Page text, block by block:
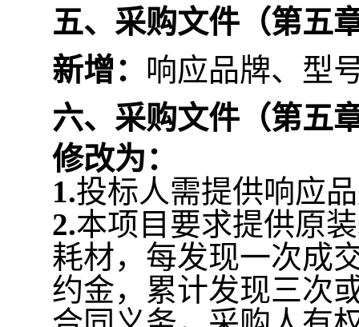
五、采购文件（第五
新增： 响应品牌、型
六、采购文件（第五
修改为：
1.投标人需提供响应
2.本项目要求提供原
耗材，每发现一次成
约金，累计发现三次